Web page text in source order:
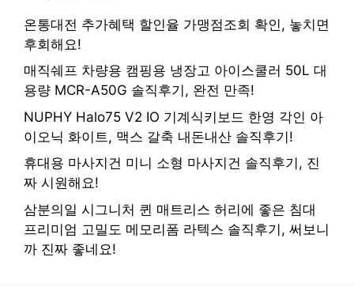
온통대전 추가혜택 할인율 가맹점조회 확인, 놓치면
후회해요!
매직쉐프 차량용 캠핑용 냉장고 아이스쿨러 50L 대
용량 MCR-A50G 솔직후기, 완전 만족!
NUPHY Halo75 V2 IO 기계식키보드 한영 각인 아
이오닉 화이트, 맥스 갈축 내돈내산 솔직후기!
휴대용 마사지건 미니 소형 마사지건 솔직후기, 진
짜 시원해요!
삼분의일 시그니처 퀸 매트리스 허리에 좋은 침대
프리미엄 고밀도 메모리폼 라텍스 솔직후기, 써보니
까 진짜 좋네요!